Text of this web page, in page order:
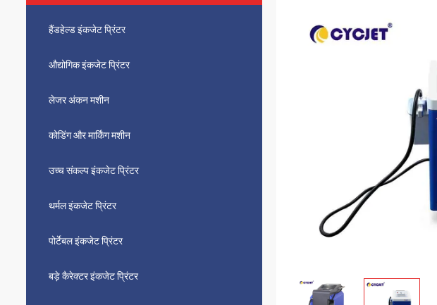
हैंडहेल्ड इंकजेट प्रिंटर
औद्योगिक इंकजेट प्रिंटर
लेजर अंकन मशीन
कोडिंग और मार्किंग मशीन
उच्च संकल्प इंकजेट प्रिंटर
थर्मल इंकजेट प्रिंटर
पोर्टेबल इंकजेट प्रिंटर
बड़े कैरेक्टर इंकजेट प्रिंटर